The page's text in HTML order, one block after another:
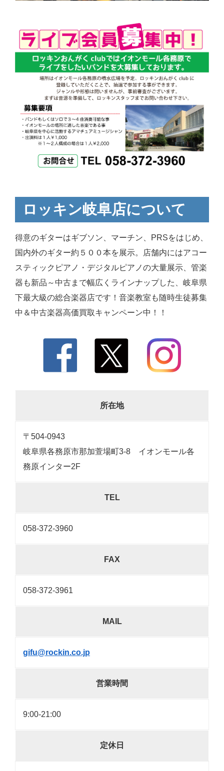
ロッキン岐阜店について
得意のギターはギブソン、マーチン、PRSをはじめ、
国内外のギター約５００本を展示。店舗内にはアコー
スティックピアノ・デジタルピアノの大量展示、管楽
器も新品～中古まで幅広くラインナップした、岐阜県
下最大級の総合楽器店です！音楽教室も随時生徒募集
中＆中古楽器高価買取キャンペーン中！！
所在地
〒504-0943
岐阜県各務原市那加萱場町3-8 イオンモール各
務原インター2F
TEL
058-372-3960
FAX
058-372-3961
MAIL
gifu@rockin.co.jp
営業時間
9:00-21:00
定休日